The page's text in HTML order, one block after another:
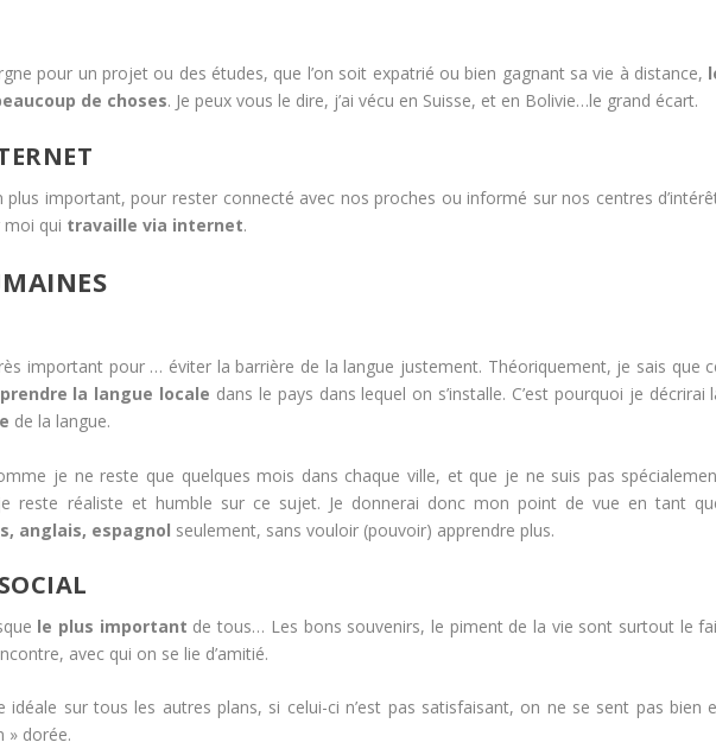
pour un projet ou des études, que l’on soit expatrié ou bien gagnant sa vie à distance,
de choses. Je peux vous le dire, j’ai vécu en Suisse, et en Bolivie…le grand écart.
plus important, pour rester connecté avec nos proches ou informé sur nos centres
moi qui travaille via internet.
important pour … éviter la barrière de la langue justement. Théoriquement, je sais que
la langue locale dans le pays dans lequel on s’installe. C’est pourquoi je décrirai
de la langue.
je ne reste que quelques mois dans chaque ville, et que je ne suis pas
reste réaliste et humble sur ce sujet. Je donnerai donc mon point de vue en tant
anglais, espagnol seulement, sans vouloir (pouvoir) apprendre plus.
le plus important de tous… Les bons souvenirs, le piment de la vie sont surtout le
avec qui on se lie d’amitié.
idéale sur tous les autres plans, si celui-ci n’est pas satisfaisant, on ne se sent pas bien
» dorée.